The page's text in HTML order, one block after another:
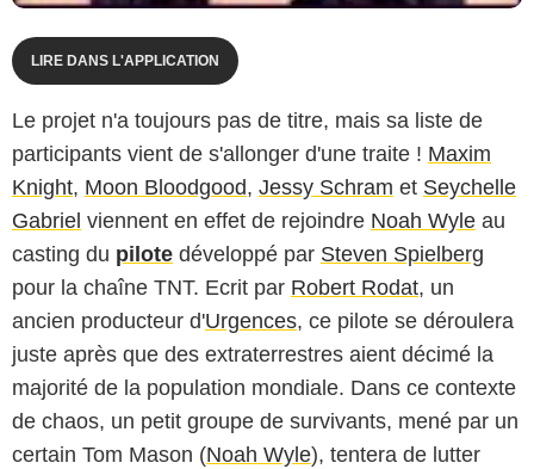
LIRE DANS L'APPLICATION
Le projet n'a toujours pas de titre, mais sa liste de
participants vient de s'allonger d'une traite ! Maxim
Knight, Moon Bloodgood, Jessy Schram et Seychelle
Gabriel viennent en effet de rejoindre Noah Wyle au
casting du pilote développé par Steven Spielberg
pour la chaîne TNT. Ecrit par Robert Rodat, un
ancien producteur d'Urgences, ce pilote se déroulera
juste après que des extraterrestres aient décimé la
majorité de la population mondiale. Dans ce contexte
de chaos, un petit groupe de survivants, mené par un
certain Tom Mason (Noah Wyle), tentera de lutter